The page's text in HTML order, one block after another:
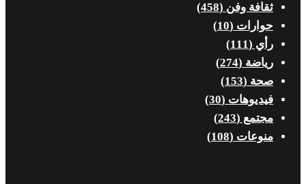
ثقافة وفن (458)
حوارات (10)
رأي (111)
رياضة (274)
صحة (153)
فيديوهات (30)
مجتمع (243)
منوعات (108)